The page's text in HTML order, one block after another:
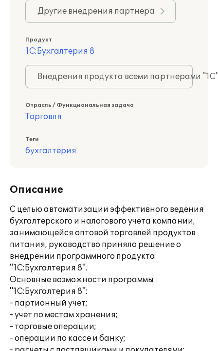
Другие внедрения партнера
Продукт
1С:Бухгалтерия 8
Внедрения продукта всеми партнерами
Отрасль / Функциональная задача
Торговля
Теги
бухгалтерия
Описание
С целью автоматизации эффективного ведения
бухгалтерского и налогового учета компании,
занимающейся оптовой торговлей продуктов
питания, руководство приняло решение о
внедрении программного продукта
"1С:Бухгалтерия 8".
Основные возможности программы
"1С:Бухгалтерия 8":
- партионный учет;
- учет по местам хранения;
- торговые операции;
- операции по кассе и банку;